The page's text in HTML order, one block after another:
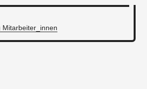
Mitarbeiter_innen